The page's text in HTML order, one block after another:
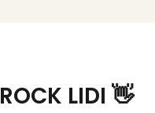
ROCK LIDI 👋